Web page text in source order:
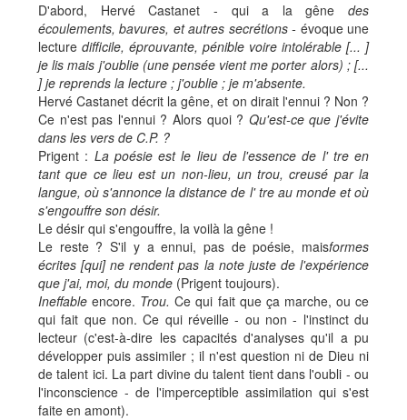
D'abord, Hervé Castanet - qui a la gêne des
écoulements, bavures, et autres secrétions - évoque une
lecture difficile, éprouvante, pénible voire intolérable [... ]
je lis mais j'oublie (une pensée vient me porter alors) ; [...
] je reprends la lecture ; j'oublie ; je m'absente.
Hervé Castanet décrit la gêne, et on dirait l'ennui ? Non ?
Ce n'est pas l'ennui ? Alors quoi ? Qu'est-ce que j'évite
dans les vers de C.P. ?
Prigent : La poésie est le lieu de l'essence de l' tre en
tant que ce lieu est un non-lieu, un trou, creusé par la
langue, où s'annonce la distance de l' tre au monde et où
s'engouffre son désir.
Le désir qui s'engouffre, la voilà la gêne !
Le reste ? S'il y a ennui, pas de poésie, maisformes
écrites [qui] ne rendent pas la note juste de l'expérience
que j'ai, moi, du monde (Prigent toujours).
Ineffableencore. Trou. Ce qui fait que ça marche, ou ce
qui fait que non. Ce qui réveille - ou non - l'instinct du
lecteur (c'est-à-dire les capacités d'analyses qu'il a pu
développer puis assimiler ; il n'est question ni de Dieu ni
de talent ici. La part divine du talent tient dans l'oubli - ou
l'inconscience - de l'imperceptible assimilation qui s'est
faite en amont).